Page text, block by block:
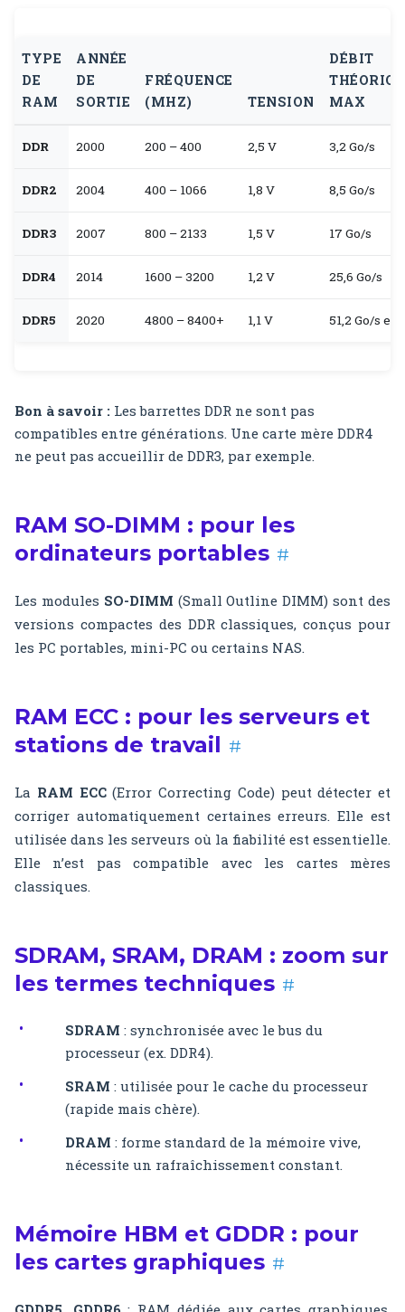
TYPE
DE
RAM
ANNÉE
DE
SORTIE
FRÉQUENCE
(MHZ)
TENSION
DÉBIT
MAX
DDR 2000 200 – 400 2,5 V 3,2 Go/s
DDR2 2004 400 – 1066 1,8 V 8,5 Go/s
DDR3 2007 800 – 2133 1,5 V 17 Go/s
DDR4 2014 1600 – 3200 1,2 V 25,6 Go/s
DDR5 2020 4800 – 8400+ 1,1 V 51,2 Go/s et +
Bon à savoir : Les barrettes DDR ne sont pas
compatibles entre générations. Une carte mère DDR4
ne peut pas accueillir de DDR3, par exemple.
RAM SO-DIMM : pour les
ordinateurs portables #
Les modules SO-DIMM (Small Outline DIMM) sont des
versions compactes des DDR classiques, conçus pour
les PC portables, mini-PC ou certains NAS.
RAM ECC : pour les serveurs et
stations de travail #
La RAM ECC(Error Correcting Code) peut détecter et
corriger automatiquement certaines erreurs. Elle est
utilisée dans les serveurs où la fiabilité est essentielle.
Elle n’est pas compatible avec les cartes mères
classiques.
SDRAM, SRAM, DRAM : zoom sur
les termes techniques #
SDRAM : synchronisée avec le bus du
processeur (ex. DDR4).
SRAM : utilisée pour le cache du processeur
(rapide mais chère).
DRAM : forme standard de la mémoire vive,
nécessite un rafraîchissement constant.
Mémoire HBM et GDDR : pour
les cartes graphiques #